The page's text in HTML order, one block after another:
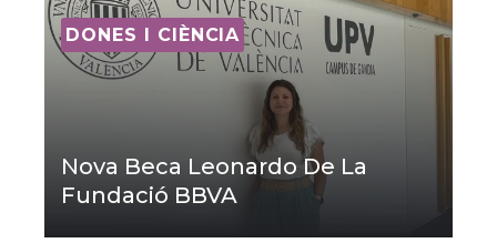
DONES I CIÈNCIA
Nova Beca Leonardo De La
Fundació BBVA